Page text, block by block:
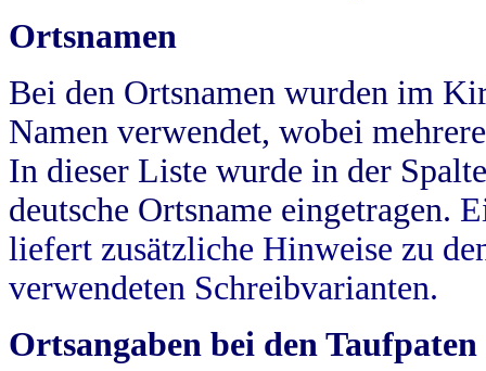
Ortsnamen
Bei den Ortsnamen wurden im
Namen verwendet, wobei
In dieser Liste wurde in der
deutsche Ortsname eingetragen.
liefert zusätzliche Hinweise zu
verwendeten Schreibvarianten.
Ortsangaben bei den Taufpaten